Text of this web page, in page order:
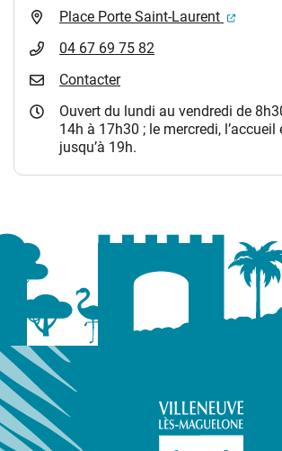
Place Porte Saint-Laurent
04 67 69 75 82
Contacter
Ouvert du lundi au vendredi de
14h à 17h30 ; le mercredi, l’accueil
jusqu’à 19h.